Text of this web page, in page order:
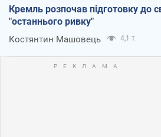
Кремль розпочав підготовку до
"останнього ривку"
Костянтин Машовець 4,1 т.